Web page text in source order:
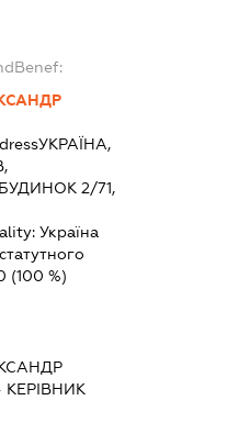
УКРАЇНА,
2/71,
Україна
(100 %)
КЕРІВНИК